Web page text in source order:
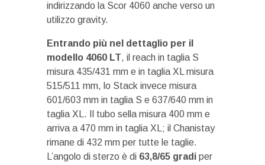
indirizzando la Scor 4060 anche verso un
utilizzo gravity.
Entrando più nel dettaglio per il
modello 4060 LT, il reach in taglia S
misura 435/431 mm e in taglia XL misura
515/511 mm, lo Stack invece misura
601/603 mm in taglia S e 637/640 mm in
taglia XL. Il tubo sella misura 400 mm e
arriva a 470 mm in taglia XL; il Chanistay
rimane di 432 mm per tutte le taglie.
L’angolo di sterzo è di 63,8/65 gradi per